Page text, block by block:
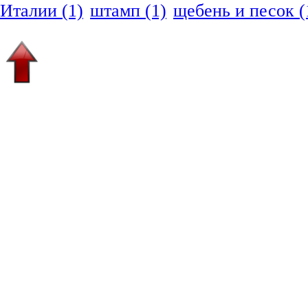
Италии (1) штамп (1) щебень и песок